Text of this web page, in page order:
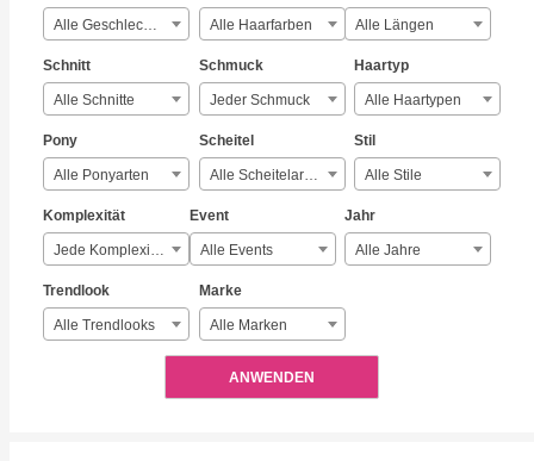
Alle Geschlechter Alle Haarfarben Alle Längen
Schnitt
Alle Schnitte
Schmuck
Jeder Schmuck
Haartyp
Alle Haartypen
Pony
Alle Ponyarten
Scheitel
Alle Scheitelarten
Stil
Alle Stile
Komplexität
Jede Komplexität
Event
Alle Events
Jahr
Alle Jahre
Trendlook
Alle Trendlooks
Marke
Alle Marken
ANWENDEN